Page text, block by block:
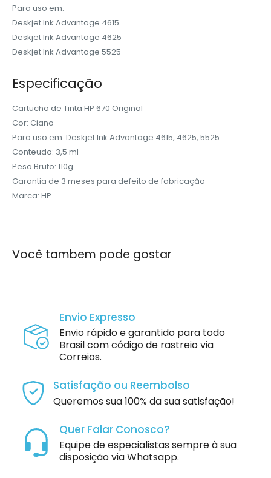
Para uso em:
Deskjet Ink Advantage 4615
Deskjet Ink Advantage 4625
Deskjet Ink Advantage 5525
Especificação
Cartucho de Tinta HP 670 Original
Cor: Ciano
Para uso em: Deskjet Ink Advantage 4615, 4625, 5525
Conteudo: 3,5 ml
Peso Bruto: 110g
Garantia de 3 meses para defeito de fabricação
Marca: HP
Você tambem pode gostar
Envio Expresso
Envio rápido e garantido para todo
Brasil com código de rastreio via
Correios.
Satisfação ou Reembolso
Queremos sua 100% da sua satisfação!
Quer Falar Conosco?
Equipe de especialistas sempre à sua
disposição via Whatsapp.